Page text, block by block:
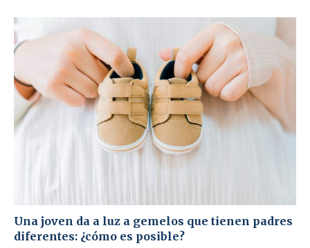
Una joven da a luz a gemelos que tienen padres
diferentes: ¿cómo es posible?